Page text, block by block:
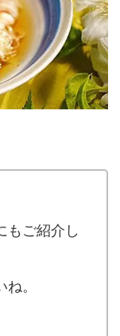
もご紹介し
。